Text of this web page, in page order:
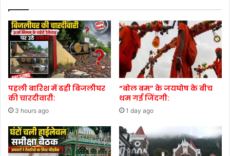
पहली बारिश में ढही बिजलीघर
की चारदीवारी:
3 hours ago
“बोल बम” के जयघोष के बीच
थम गई जिंदगी:
1 day ago